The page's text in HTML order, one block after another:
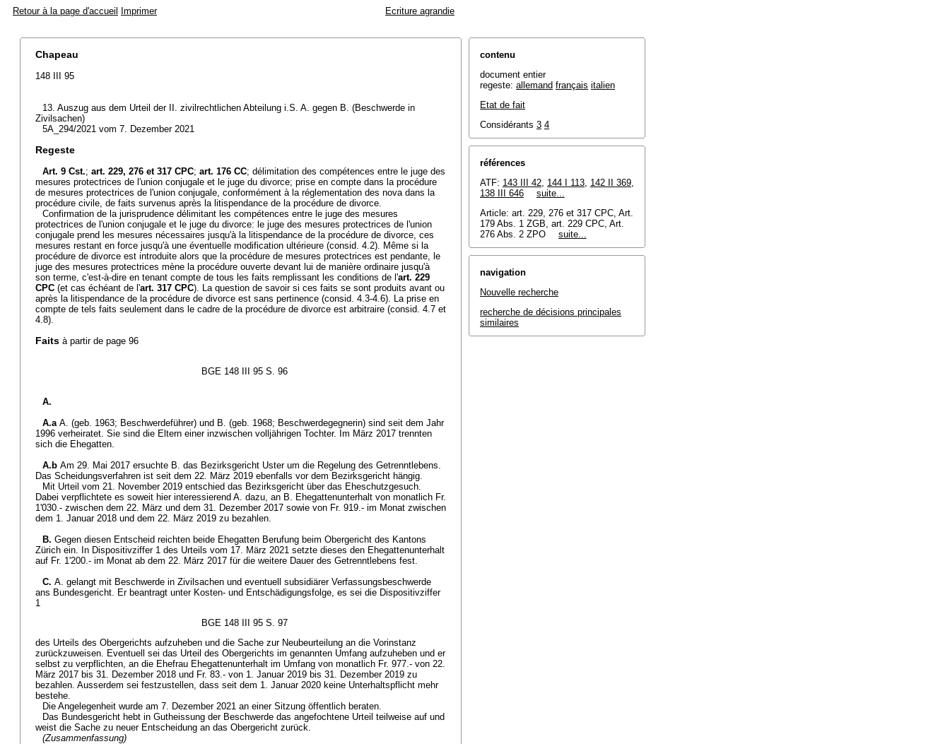
Retour à la page d'accueil Imprimer Ecriture agrandie
Chapeau
148 III 95
13. Auszug aus dem Urteil der II. zivilrechtlichen Abteilung i.S. A. gegen B. (Beschwerde in
Zivilsachen)
5A_294/2021 vom 7. Dezember 2021
Regeste
Art. 9 Cst.; art. 229, 276 et 317 CPC; art. 176 CC; délimitation des compétences entre le juge des
mesures protectrices de l'union conjugale et le juge du divorce; prise en compte dans la procédure
de mesures protectrices de l'union conjugale, conformément à la réglementation des nova dans la
procédure civile, de faits survenus après la litispendance de la procédure de divorce.
Confirmation de la jurisprudence délimitant les compétences entre le juge des mesures
protectrices de l'union conjugale et le juge du divorce: le juge des mesures protectrices de l'union
conjugale prend les mesures nécessaires jusqu'à la litispendance de la procédure de divorce, ces
mesures restant en force jusqu'à une éventuelle modification ultérieure (consid. 4.2). Même si la
procédure de divorce est introduite alors que la procédure de mesures protectrices est pendante, le
juge des mesures protectrices mène la procédure ouverte devant lui de manière ordinaire jusqu'à
son terme, c'est-à-dire en tenant compte de tous les faits remplissant les conditions de l'art. 229
CPC (et cas échéant de l'art. 317 CPC). La question de savoir si ces faits se sont produits avant ou
après la litispendance de la procédure de divorce est sans pertinence (consid. 4.3-4.6). La prise en
compte de tels faits seulement dans le cadre de la procédure de divorce est arbitraire (consid. 4.7 et
4.8).
Faits à partir de page 96
BGE 148 III 95 S. 96
A.
A.a A. (geb. 1963; Beschwerdeführer) und B. (geb. 1968; Beschwerdegegnerin) sind seit dem Jahr
1996 verheiratet. Sie sind die Eltern einer inzwischen volljährigen Tochter. Im März 2017 trennten
sich die Ehegatten.
A.b Am 29. Mai 2017 ersuchte B. das Bezirksgericht Uster um die Regelung des Getrenntlebens.
Das Scheidungsverfahren ist seit dem 22. März 2019 ebenfalls vor dem Bezirksgericht hängig.
Mit Urteil vom 21. November 2019 entschied das Bezirksgericht über das Eheschutzgesuch.
Dabei verpflichtete es soweit hier interessierend A. dazu, an B. Ehegattenunterhalt von monatlich Fr.
1'030.- zwischen dem 22. März und dem 31. Dezember 2017 sowie von Fr. 919.- im Monat zwischen
dem 1. Januar 2018 und dem 22. März 2019 zu bezahlen.
B. Gegen diesen Entscheid reichten beide Ehegatten Berufung beim Obergericht des Kantons
Zürich ein. In Dispositivziffer 1 des Urteils vom 17. März 2021 setzte dieses den Ehegattenunterhalt
auf Fr. 1'200.- im Monat ab dem 22. März 2017 für die weitere Dauer des Getrenntlebens fest.
C. A. gelangt mit Beschwerde in Zivilsachen und eventuell subsidiärer Verfassungsbeschwerde
ans Bundesgericht. Er beantragt unter Kosten- und Entschädigungsfolge, es sei die Dispositivziffer
1
BGE 148 III 95 S. 97
des Urteils des Obergerichts aufzuheben und die Sache zur Neubeurteilung an die Vorinstanz
zurückzuweisen. Eventuell sei das Urteil des Obergerichts im genannten Umfang aufzuheben und er
selbst zu verpflichten, an die Ehefrau Ehegattenunterhalt im Umfang von monatlich Fr. 977.- von 22.
März 2017 bis 31. Dezember 2018 und Fr. 83.- von 1. Januar 2019 bis 31. Dezember 2019 zu
bezahlen. Ausserdem sei festzustellen, dass seit dem 1. Januar 2020 keine Unterhaltspflicht mehr
bestehe.
Die Angelegenheit wurde am 7. Dezember 2021 an einer Sitzung öffentlich beraten.
Das Bundesgericht hebt in Gutheissung der Beschwerde das angefochtene Urteil teilweise auf und
weist die Sache zu neuer Entscheidung an das Obergericht zurück.
(Zusammenfassung)
contenu
document entier
regeste: allemand français italien
Etat de fait
Considérants 3 4
références
ATF: 143 III 42, 144 I 113, 142 II 369,
138 III 646
suite...
Article: art. 229, 276 et 317 CPC, Art.
179 Abs. 1 ZGB, art. 229 CPC, Art.
276 Abs. 2 ZPO
suite...
navigation
Nouvelle recherche
recherche de décisions principales
similaires